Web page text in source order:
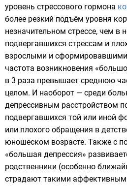
уровень стрессового гормона
более резкий подъём уровня
незначительном стрессе, чем в
подвергавшихся стрессам и
взрослыми и
частота возникновения
в 3 раза превышает среднюю
целом. И наоборот — среди
депрессивным расстройством
подвергавшихся той или иной
или плохого обращения в
юношеском возрасте. Также с
«большая депрессия»
родственники (особенно
страдают такими